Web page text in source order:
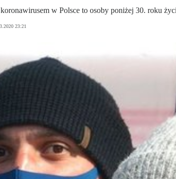
w Polsce to osoby poniżej 30. roku
23:21